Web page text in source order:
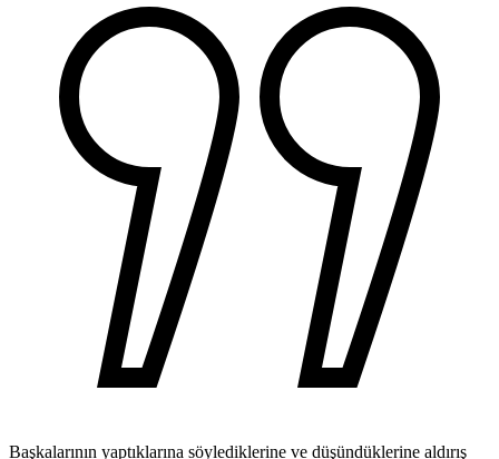
Başkalarının yaptıklarına söylediklerine ve düşündüklerine aldırış